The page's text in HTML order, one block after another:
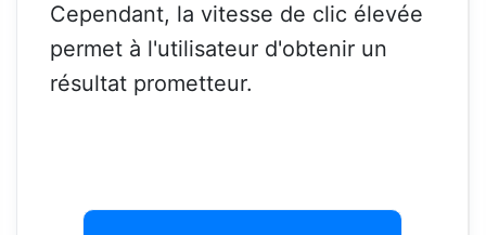
Cependant, la vitesse de clic élevée
permet à l'utilisateur d'obtenir un
résultat prometteur.